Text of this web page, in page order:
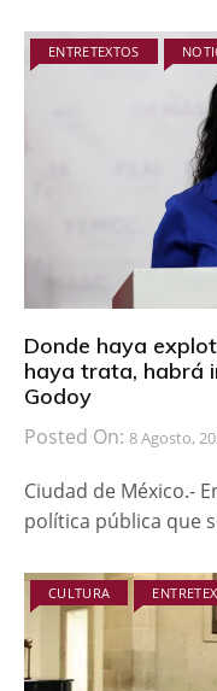
ENTRETEXTOS
Donde haya
haya trata, habrá
Godoy
Posted On: 8 Agosto,
Ciudad de México.-
política pública que
CULTURA